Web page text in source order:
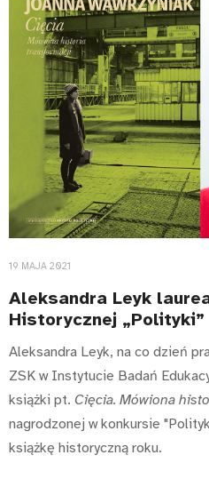
19 MAJA 2021
Aleksandra Leyk
Historycznej „Polityki”
Aleksandra Leyk, na co dzień
ZSK w Instytucie Badań
książki pt. Cięcia. Mówiona
nagrodzonej w konkursie
książkę historyczną roku.